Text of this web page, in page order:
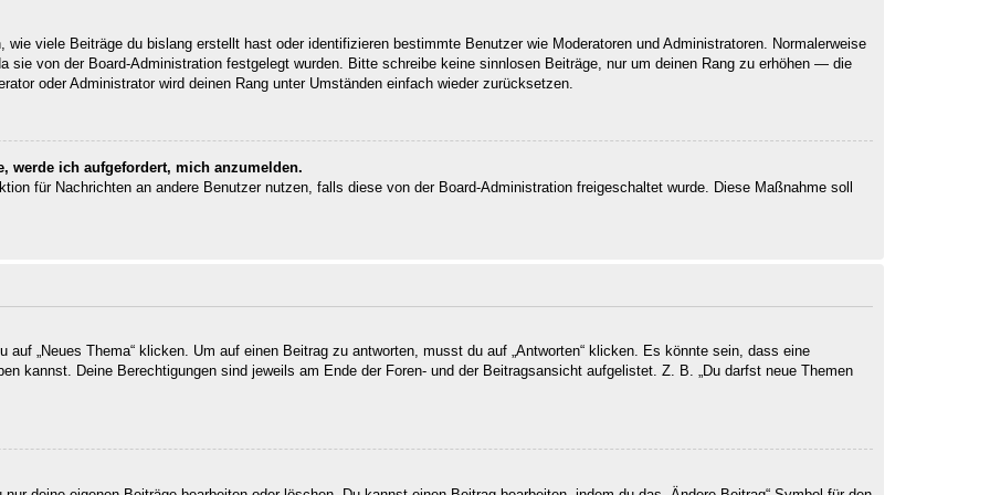
viele Beiträge du bislang erstellt hast oder identifizieren bestimmte Benutzer wie Moderatoren und Administratoren. Normalerweise
sie von der Board-Administration festgelegt wurden. Bitte schreibe keine sinnlosen Beiträge, nur um deinen Rang zu erhöhen — die
oder Administrator wird deinen Rang unter Umständen einfach wieder zurücksetzen.
werde ich aufgefordert, mich anzumelden.
für Nachrichten an andere Benutzer nutzen, falls diese von der Board-Administration freigeschaltet wurde. Diese Maßnahme soll
„Neues Thema“ klicken. Um auf einen Beitrag zu antworten, musst du auf „Antworten“ klicken. Es könnte sein, dass eine
kannst. Deine Berechtigungen sind jeweils am Ende der Foren- und der Beitragsansicht aufgelistet. Z. B. „Du darfst neue Themen